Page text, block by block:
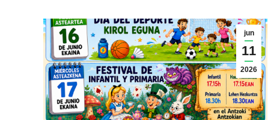
jun
11
2026